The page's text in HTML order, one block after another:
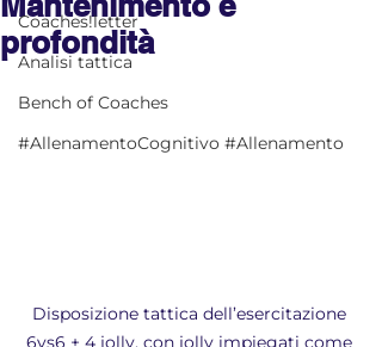
Coaches!letter
Analisi tattica
Bench of Coaches
#AllenamentoCognitivo #Allenamento
profondità
Disposizione tattica dell’esercitazione
6vs6 + 4 jolly, con jolly impiegati come